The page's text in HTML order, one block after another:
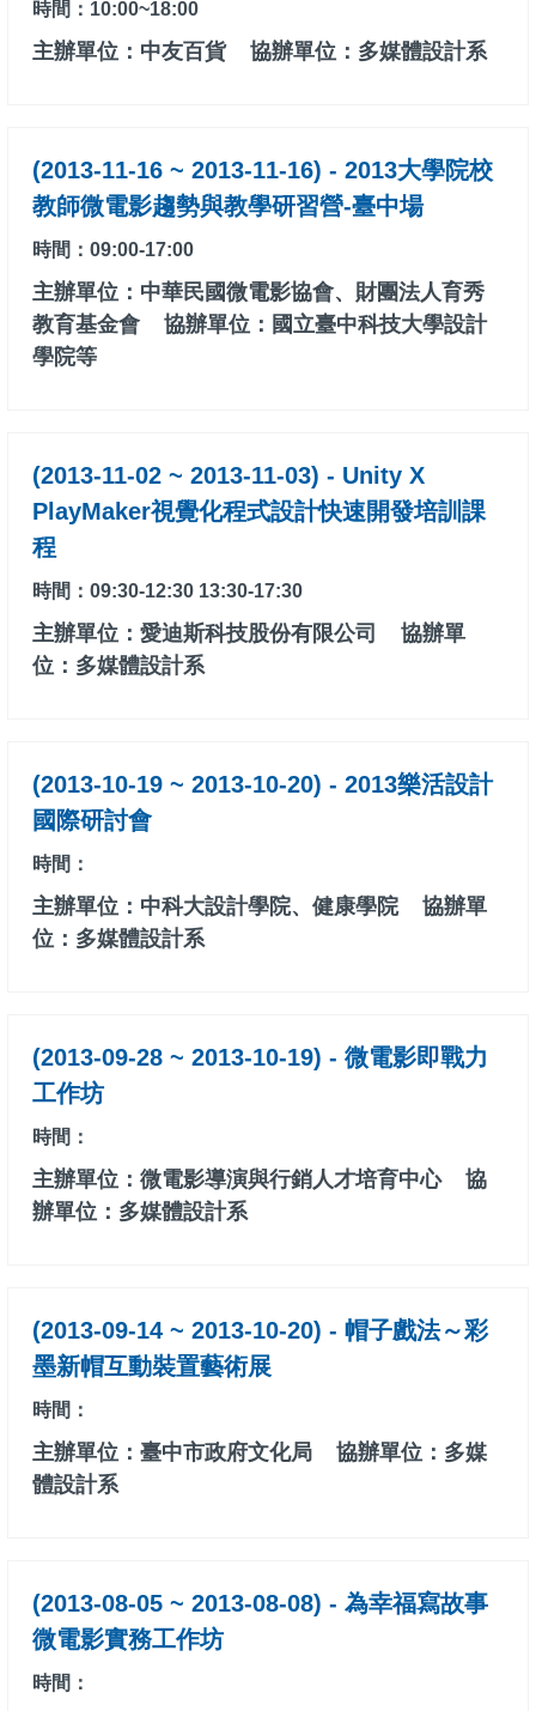
時間：10:00~18:00
主辦單位：中友百貨 協辦單位：多媒體設計系
(2013-11-16 ~ 2013-11-16) - 2013大學院校
教師微電影趨勢與教學研習營-臺中場
時間：09:00-17:00
主辦單位：中華民國微電影協會、財團法人育秀
教育基金會
協辦單位：國立臺中科技大學設計
學院等
(2013-11-02 ~ 2013-11-03) - Unity X
PlayMaker視覺化程式設計快速開發培訓課
程
時間：09:30-12:30 13:30-17:30
主辦單位：愛迪斯科技股份有限公司
協辦單
位：多媒體設計系
(2013-10-19 ~ 2013-10-20) - 2013樂活設計
國際研討會
時間：
主辦單位：中科大設計學院、健康學院
協辦單
位：多媒體設計系
(2013-09-28 ~ 2013-10-19) - 微電影即戰力
工作坊
時間：
主辦單位：微電影導演與行銷人才培育中心
協
辦單位：多媒體設計系
(2013-09-14 ~ 2013-10-20) - 帽子戲法～彩
墨新帽互動裝置藝術展
時間：
主辦單位：臺中市政府文化局
協辦單位：多媒
體設計系
(2013-08-05 ~ 2013-08-08) - 為幸福寫故事
微電影實務工作坊
時間：